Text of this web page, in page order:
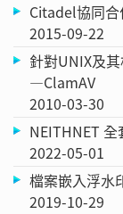
Citadel協同
2015-09-22
針對UNIX及
—ClamAV
2010-03-30
NEITHNET
2022-05-01
檔案嵌入浮
2019-10-29